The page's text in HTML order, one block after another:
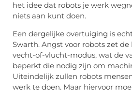
het idee dat robots je werk
niets aan kunt doen.
Een dergelijke overtuiging is
Swarth. Angst voor robots zet de
vecht-of-vlucht-modus, wat de
beperkt die nodig zijn om
Uiteindelijk zullen robots
werk te doen. Maar hiervoor